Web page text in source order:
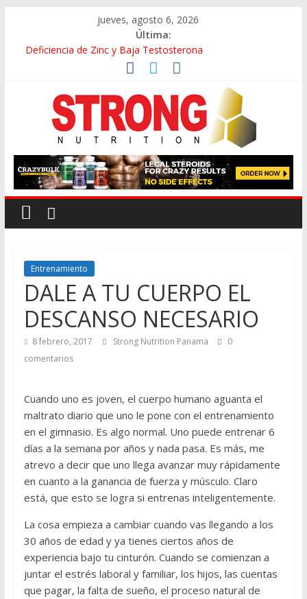
jueves, agosto 6, 2026
Última:
Deficiencia de Zinc y Baja Testosterona
Beneficios de Caminar En Vez de Correr
Rutina de Alta Intensidad Para Músculo en las Pantorrillas
¡HOLA! – CÓMO ESTÁS? SOY LA ANSIEDAD
Entrenamiento
DALE A TU CUERPO EL
DESCANSO NECESARIO
8 febrero, 2017 Strong Nutrition Panama
0
comentarios
Cuando uno es joven, el cuerpo humano aguanta el
maltrato diario que uno le pone con el entrenamiento
en el gimnasio. Es algo normal. Uno puede entrenar 6
días a la semana por años y nada pasa. Es más, me
atrevo a decir que uno llega avanzar muy rápidamente
en cuanto a la ganancia de fuerza y músculo. Claro
está, que esto se logra si entrenas inteligentemente.
La cosa empieza a cambiar cuando vas llegando a los
30 años de edad y ya tienes ciertos años de
experiencia bajo tu cinturón. Cuando se comienzan a
juntar el estrés laboral y familiar, los hijos, las cuentas
que pagar, la falta de sueño, el proceso natural de